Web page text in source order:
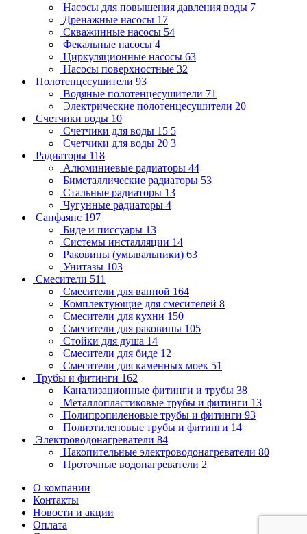
Насосы для повышения давления воды 7
Дренажные насосы 17
Скважинные насосы 54
Фекальные насосы 4
Циркуляционные насосы 63
Насосы поверхностные 32
Полотенцесушители 93
Водяные полотенцесушители 71
Электрические полотенцесушители 20
Счетчики воды 10
Счетчики для воды 15 5
Счетчики для воды 20 3
Радиаторы 118
Алюминиевые радиаторы 44
Биметаллические радиаторы 53
Стальные радиаторы 13
Чугунные радиаторы 4
Санфаянс 197
Биде и писсуары 13
Системы инсталляции 14
Раковины (умывальники) 63
Унитазы 103
Смесители 511
Смесители для ванной 164
Комплектующие для смесителей 8
Смесители для кухни 150
Смесители для раковины 105
Стойки для душа 14
Смесители для биде 12
Смесители для каменных моек 51
Трубы и фитинги 162
Канализационные фитинги и трубы 38
Металлопластиковые трубы и фитинги 13
Полипропиленовые трубы и фитинги 93
Полиэтиленовые трубы и фитинги 14
Электроводонагреватели 84
Накопительные электроводонагреватели 80
Проточные водонагреватели 2
О компании
Контакты
Новости и акции
Оплата